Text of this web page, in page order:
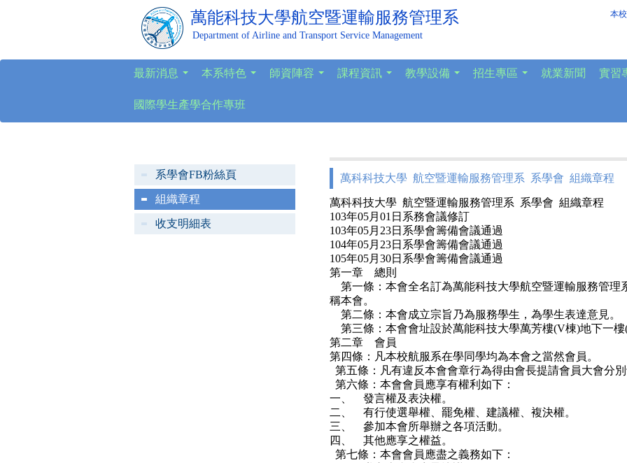
萬能科技大學航空暨運輸服務管理系
Department of Airline and Transport Service Management
本
最新消息 本系特色 師資陣容 課程資訊 教學設備 招生專區 就業新聞 實習
國際學生產學合作專班
系學會FB粉絲頁
組織章程
收支明細表
萬科科技大學 航空暨運輸服務管理系 系學會 組織章程
萬科科技大學 航空暨運輸服務管理系 系學會 組織章程
103年05月01日系務會議修訂
103年05月23日系學會籌備會議通過
104年05月23日系學會籌備會議通過
105年05月30日系學會籌備會議通過
第一章 總則
第一條：本會全名訂為萬能科技大學航空暨運輸服務管理
稱本會。
第二條：本會成立宗旨乃為服務學生，為學生表達意見。
第三條：本會會址設於萬能科技大學萬芳樓(V棟)地下一樓
第二章 會員
第四條：凡本校航服系在學同學均為本會之當然會員。
第五條：凡有違反本會會章行為得由會長提請會員大會分別
第六條：本會會員應享有權利如下：
一、 發言權及表決權。
二、 有行使選舉權、罷免權、建議權、複決權。
三、 參加本會所舉辦之各項活動。
四、 其他應享之權益。
第七條：本會會員應盡之義務如下：